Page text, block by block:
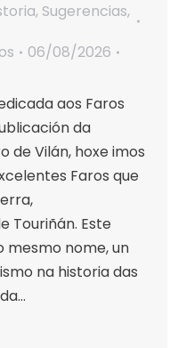
, Sugerencias,
06/08/2026
aos Faros
da
de Vilán, hoxe imos
Faros que
Touriñán. Este
mesmo nome, un
na historia das